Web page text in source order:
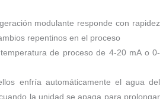
modulante responde con rapidez
repentinos en el proceso
de proceso de 4-20 mA o 0-
enfría automáticamente el agua del
la unidad se apaga para prolongar